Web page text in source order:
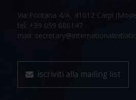
Via Fontana 4/A, 41012 Carpi
tel: +39 059 686147
mail:
iscriviti alla mailing list